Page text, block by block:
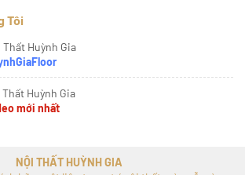
Tôi
Thất Huỳnh Gia
Huỳnh Gia
mới nhất
NỘI THẤT HUỲNH GIA